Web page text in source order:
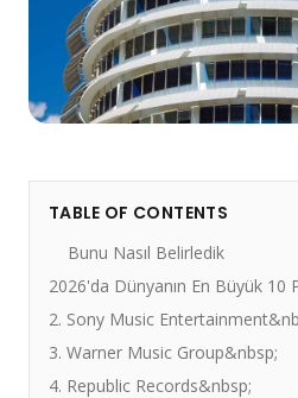
TABLE OF CONTENTS
Bunu Nasıl Belirledik
2026'da Dünyanın En Büyük 10
2. Sony Music
3. Warner Music Group&nbsp;
4. Republic Records&nbsp;